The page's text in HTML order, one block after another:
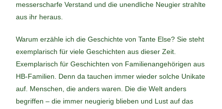
messerscharfe Verstand und die unendliche Neugier strahlte
aus ihr heraus.
Warum erzähle ich die Geschichte von Tante Else? Sie steht
exemplarisch für viele Geschichten aus dieser Zeit.
Exemplarisch für Geschichten von Familienangehörigen aus
HB-Familien. Denn da tauchen immer wieder solche Unikate
auf. Menschen, die anders waren. Die die Welt anders
begriffen – die immer neugierig blieben und Lust auf das